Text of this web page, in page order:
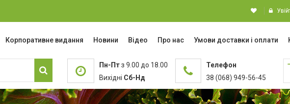
Корпоративне видання Новини Відео Про нас Умови доставки і оплати
Пн-Птз 9.00 до 18.00
Вихідні Сб-Нд
Телефон
38 (068) 949-56-45